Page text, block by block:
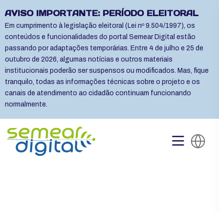
AVISO IMPORTANTE: PERÍODO ELEITORAL
Em cumprimento à legislação eleitoral (Lei nº 9.504/1997), os
conteúdos e funcionalidades do portal Semear Digital estão
passando por adaptações temporárias. Entre 4 de julho e 25 de
outubro de 2026, algumas notícias e outros materiais
institucionais poderão ser suspensos ou modificados. Mas, fique
tranquilo, todas as informações técnicas sobre o projeto e os
canais de atendimento ao cidadão continuam funcionando
normalmente.